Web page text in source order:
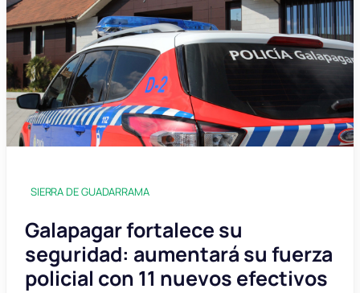
SIERRA DE GUADARRAMA
Galapagar fortalece su
seguridad: aumentará su fuerza
policial con 11 nuevos efectivos